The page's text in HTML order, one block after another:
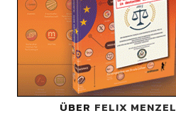
ÜBER FELIX MENZEL